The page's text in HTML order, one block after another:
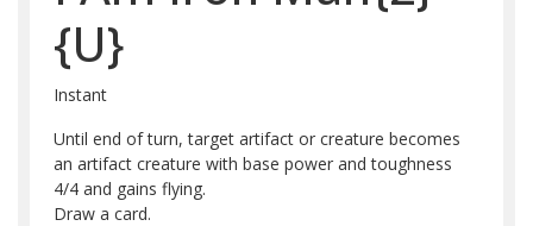
{U}
Instant
Until end of turn, target artifact or creature becomes
an artifact creature with base power and toughness
4/4 and gains flying.
Draw a card.